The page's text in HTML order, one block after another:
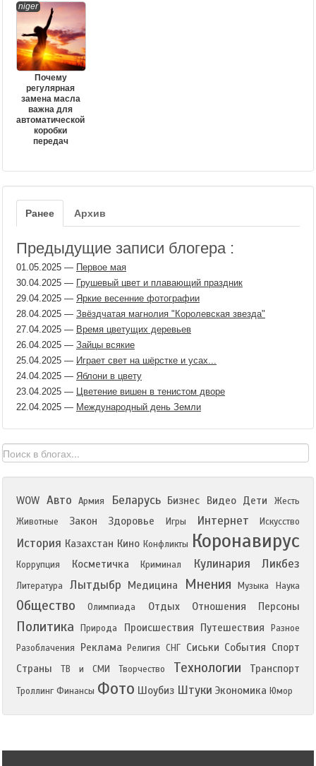
niger
Почему
регулярная
замена масла
важна для
автоматической
коробки
передач
Ранее Архив
Предыдущие записи блогера :
01.05.2025 — Первое мая
30.04.2025 — Грушевый цвет и плавающий праздник
29.04.2025 — Яркие весенние фотографии
28.04.2025 — Звёздчатая магнолия "Королевская звезда"
27.04.2025 — Время цветущих деревьев
26.04.2025 — Зайцы всякие
25.04.2025 — Играет свет на шёрстке и усах...
24.04.2025 — Яблони в цвету
23.04.2025 — Цветение вишен в тенистом дворе
22.04.2025 — Международный день Земли
WOW Авто Армия Беларусь Бизнес Видео Дети
Жесть
Животные
Закон Здоровье Игры Интернет Искусство
История Казахстан Кино Конфликты Коронавирус
Коррупция Косметичка Криминал Кулинария Ликбез
Литература Лытдыбр Медицина Мнения Музыка Наука
Общество Олимпиада Отдых Отношения Персоны
Политика Природа Происшествия Путешествия
Разное
Разоблачения
Реклама Религия СНГ Сиськи События Спорт
Страны
ТВ и СМИ Творчество Технологии Транспорт
Троллинг Финансы Фото Шоубиз Штуки Экономика Юмор